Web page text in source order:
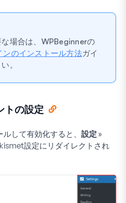
場合は、WPBeginnerの
のインストール方法ガイ
。
トの設定
して有効化すると、 設定 »
設定にリダイレクトされ